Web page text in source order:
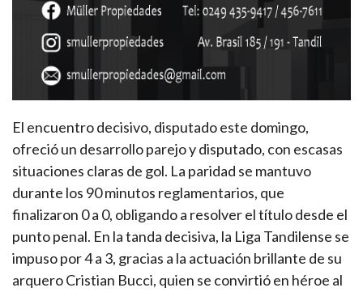
El encuentro decisivo, disputado este domingo,
ofreció un desarrollo parejo y disputado, con escasas
situaciones claras de gol. La paridad se mantuvo
durante los 90 minutos reglamentarios, que
finalizaron 0 a 0, obligando a resolver el título desde el
punto penal. En la tanda decisiva, la Liga Tandilense se
impuso por 4 a 3, gracias a la actuación brillante de su
arquero Cristian Bucci, quien se convirtió en héroe al